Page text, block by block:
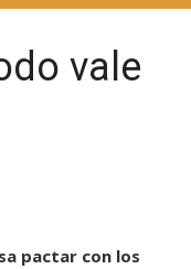
vale
pactar con los